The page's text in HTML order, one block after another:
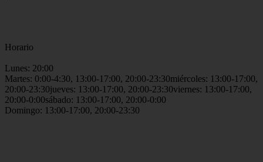
Horario
Lunes: 20:00
Martes: 0:00-4:30, 13:00-17:00, 20:00-23:30miércoles: 13:00-17:00,
20:00-23:30jueves: 13:00-17:00, 20:00-23:30viernes: 13:00-17:00,
20:00-0:00sábado: 13:00-17:00, 20:00-0:00
Domingo: 13:00-17:00, 20:00-23:30